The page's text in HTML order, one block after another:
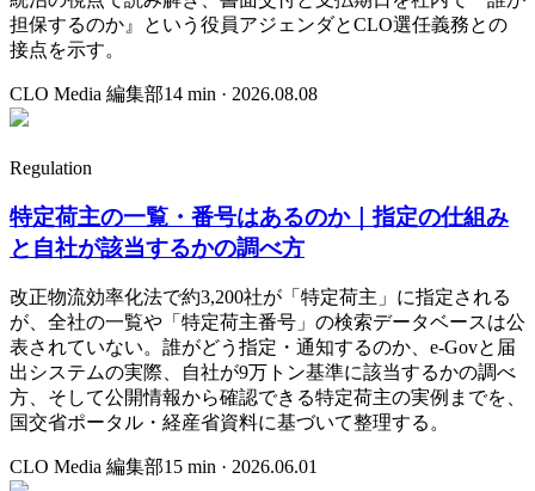
担保するのか』という役員アジェンダとCLO選任義務との
接点を示す。
CLO Media 編集部14 min · 2026.08.08
Regulation
特定荷主の一覧・番号はあるのか｜指定の仕組み
と自社が該当するかの調べ方
改正物流効率化法で約3,200社が「特定荷主」に指定される
が、全社の一覧や「特定荷主番号」の検索データベースは公
表されていない。誰がどう指定・通知するのか、e-Govと届
出システムの実際、自社が9万トン基準に該当するかの調べ
方、そして公開情報から確認できる特定荷主の実例までを、
国交省ポータル・経産省資料に基づいて整理する。
CLO Media 編集部15 min · 2026.06.01